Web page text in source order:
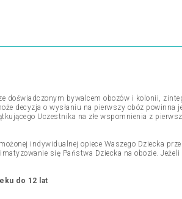
doświadczonym bywalcem obozów i kolonii,
decyzja o wysłaniu na pierwszy obóz powinna
Uczestnika na złe wspomnienia z
indywidualnej opiece Waszego Dziecka
się Państwa Dziecka na obozie.
do 12 lat